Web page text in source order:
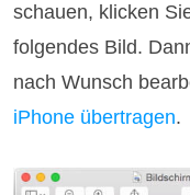
schauen, klicken
folgendes Bild.
nach Wunsch
iPhone übertragen.